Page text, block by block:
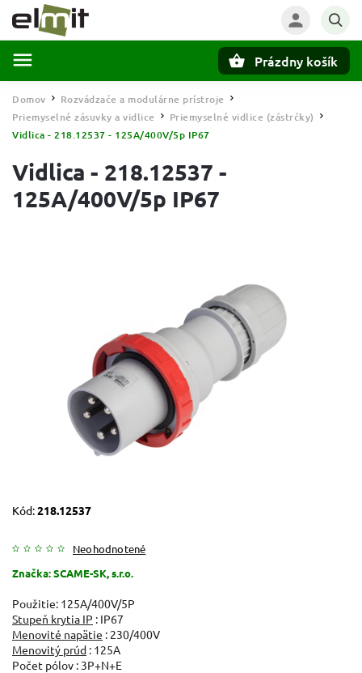
Prázdny košík
Domov / Rozvádzače a modulárne prístroje /
Priemyselné zásuvky a vidlice / Priemyselné vidlice (zástrčky) /
Vidlica - 218.12537 - 125A/400V/5p IP67
Vidlica - 218.12537 -
125A/400V/5p IP67
Kód:218.12537
Neohodnotené
Značka:SCAME-SK, s.r.o.
Použitie: 125A/400V/5P
Stupeň krytia IP : IP67
Menovité napätie : 230/400V
Menovitý prúd : 125A
Počet pólov : 3P+N+E